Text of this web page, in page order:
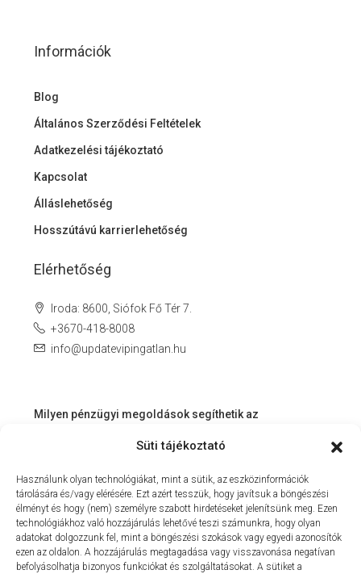
Süti tájékoztató
Használunk olyan technológiákat, mint a sütik, az eszközinformációk
tárolására és/vagy elérésére. Ezt azért tesszük, hogy javítsuk a böngészési
élményt és hogy (nem) személyre szabott hirdetéseket jelenítsünk meg. Ezen
technológiákhoz való hozzájárulás lehetővé teszi számunkra, hogy olyan
adatokat dolgozzunk fel, mint a böngészési szokások vagy egyedi azonosítók
ezen az oldalon. A hozzájárulás megtagadása vagy visszavonása negatívan
befolyásolhatja bizonyos funkciókat és szolgáltatásokat. A sütiket a
Információk
Blog
Általános Szerződési Feltételek
Adatkezelési tájékoztató
Kapcsolat
Álláslehetőség
Hosszútávú karrierlehetőség
Elérhetőség
Iroda: 8600, Siófok Fő Tér 7.
+3670-418-8008
info@updatevipingatlan.hu
Milyen pénzügyi megoldások segíthetik az
szolgáltatás a Balaton környékén
MIT KÍNÁLHAT SZÁMUNKRA EGY INGATLANIRODA VEVŐI
ÉS ELADÓI NÉZŐPONTBÓL?
MILYEN KÖLTSÉGEKKEL KELL SZÁMOLNUNK